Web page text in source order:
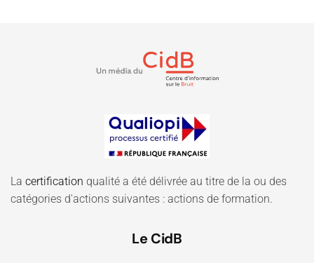
La certification qualité a été délivrée au titre de la ou des
catégories d'actions suivantes : actions de formation.
Le CidB